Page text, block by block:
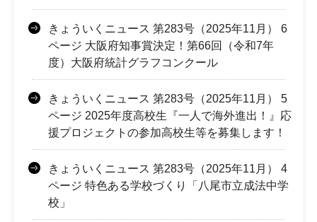
きょういくニュース 第283号（2025年11月） 6
ページ 大阪府知事賞決定！第66回（令和7年
度）大阪府統計グラフコンクール
きょういくニュース 第283号（2025年11月） 5
ページ 2025年度高校生『一人で海外進出！』応
援プロジェクトの参加高校生等を募集します！
きょういくニュース 第283号（2025年11月） 4
ページ 特色ある学校づくり「八尾市立成法中学
校」